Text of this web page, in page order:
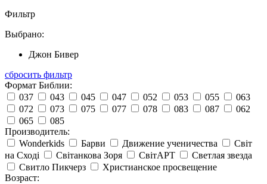
Фильтр
Выбрано:
Джон Бивер
сбросить фильтр
Формат Библии:
037
043 045 047 052 053 055
063
072
073 075 077 078 083 087
062
065
085
Производитель:
Wonderkids
Барви Движение ученичества
Світ
на Сході
Світанкова Зоря СвітАРТ
Светлая звезда
Свитло Пикчерз
Христианское просвещение
Возраст: